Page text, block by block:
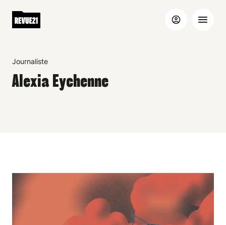
Journaliste
Alexia Eychenne